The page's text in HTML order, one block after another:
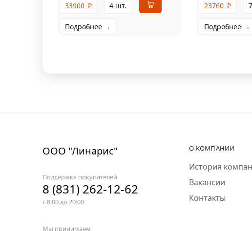
33900 ₽ 4 шт.
Подробнее →
23760 ₽
Подробнее →
ООО "Линарис"
Поддержка покупателей
8 (831) 262-12-62
с 8:00 до 20:00
Мы принимаем
О КОМПАНИИ
История
Вакансии
Контакты